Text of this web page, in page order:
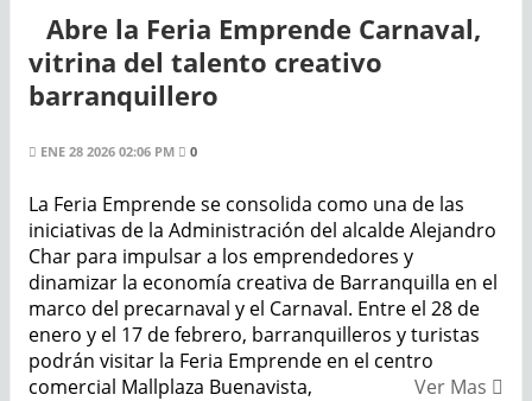
Abre la Feria Emprende Carnaval,
vitrina del talento creativo
barranquillero
ENE 28 2026 02:06 PM 0
La Feria Emprende se consolida como una de las
iniciativas de la Administración del alcalde Alejandro
Char para impulsar a los emprendedores y
dinamizar la economía creativa de Barranquilla en el
marco del precarnaval y el Carnaval. Entre el 28 de
enero y el 17 de febrero, barranquilleros y turistas
podrán visitar la Feria Emprende en el centro
comercial Mallplaza Buenavista,
Ver Mas